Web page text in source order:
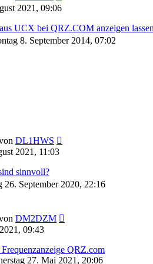
2021, 09:06
UCX bei QRZ.COM anzeigen
8. September 2014, 07:02
DL1HWS
2021, 11:03
sinnvoll?
26. September 2020, 22:16
DM2DZM
09:43
QRZ.com
27. Mai 2021, 20:06